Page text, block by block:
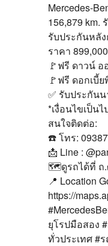
Mercedes-
156,879 km.
รับประกันหลัง
ราคา
🚩ฟรี ดาวน์
🚩ฟรี ดอกเบี้
✅ รับประกัน
*เงื่อนไขเป็น
สนใจติดต่อ:
☎️ โทร:
📩 Line :
🗺ดูรถได้ที่ ถ.
📍 Location
https://
ยุโรปมือสอง
ทั่วประเทศ #